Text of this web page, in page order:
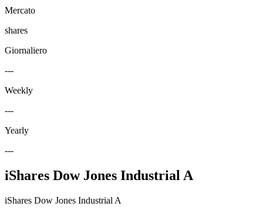
Mercato
shares
Giornaliero
---
Weekly
---
Yearly
---
iShares Dow Jones Industrial A
iShares Dow Jones Industrial A